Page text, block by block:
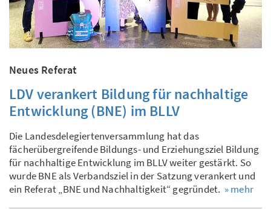
Neues Referat
LDV verankert Bildung für nachhaltige
Entwicklung (BNE) im BLLV
Die Landesdelegiertenversammlung hat das
fächerübergreifende Bildungs- und Erziehungsziel Bildung
für nachhaltige Entwicklung im BLLV weiter gestärkt. So
wurde BNE als Verbandsziel in der Satzung verankert und
ein Referat „BNE und Nachhaltigkeit“ gegründet. » mehr